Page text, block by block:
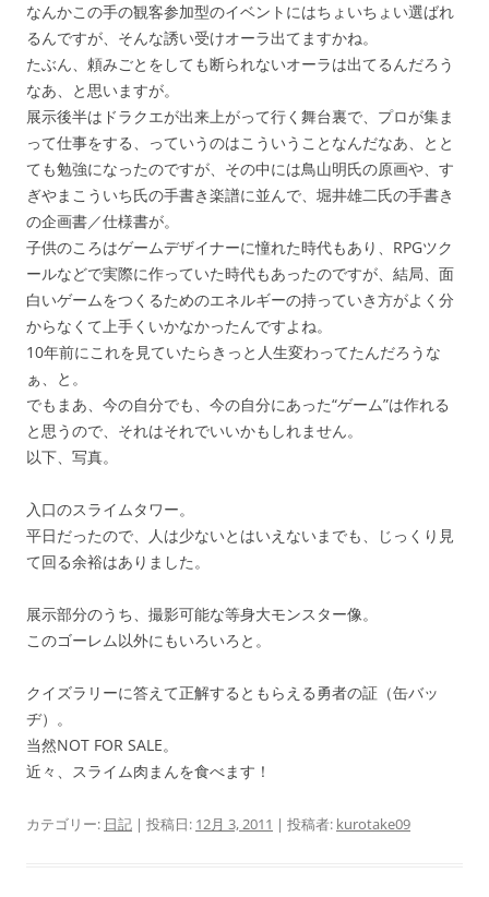
なんかこの手の観客参加型のイベントにはちょいちょい選ばれ
るんですが、そんな誘い受けオーラ出てますかね。
たぶん、頼みごとをしても断られないオーラは出てるんだろう
なあ、と思いますが。
展示後半はドラクエが出来上がって行く舞台裏で、プロが集ま
って仕事をする、っていうのはこういうことなんだなあ、とと
ても勉強になったのですが、その中には鳥山明氏の原画や、す
ぎやまこういち氏の手書き楽譜に並んで、堀井雄二氏の手書き
の企画書／仕様書が。
子供のころはゲームデザイナーに憧れた時代もあり、RPGツク
ールなどで実際に作っていた時代もあったのですが、結局、面
白いゲームをつくるためのエネルギーの持っていき方がよく分
からなくて上手くいかなかったんですよね。
10年前にこれを見ていたらきっと人生変わってたんだろうな
ぁ、と。
でもまあ、今の自分でも、今の自分にあった“ゲーム”は作れる
と思うので、それはそれでいいかもしれません。
以下、写真。
入口のスライムタワー。
平日だったので、人は少ないとはいえないまでも、じっくり見
て回る余裕はありました。
展示部分のうち、撮影可能な等身大モンスター像。
このゴーレム以外にもいろいろと。
クイズラリーに答えて正解するともらえる勇者の証（缶バッ
ヂ）。
当然NOT FOR SALE。
近々、スライム肉まんを食べます！
カテゴリー: 日記 | 投稿日: 12月 3, 2011 | 投稿者: kurotake09